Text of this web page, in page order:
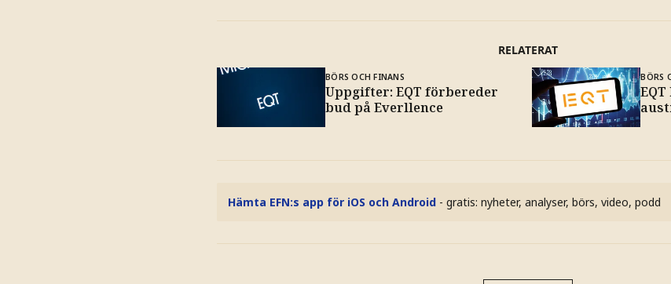
RELATERAT
BÖRS OCH FINANS
Uppgifter: EQT förbereder
bud på Everllence
BÖRS
Hämta EFN:s app för iOS och Android - gratis: nyheter, analyser, börs, video, podd